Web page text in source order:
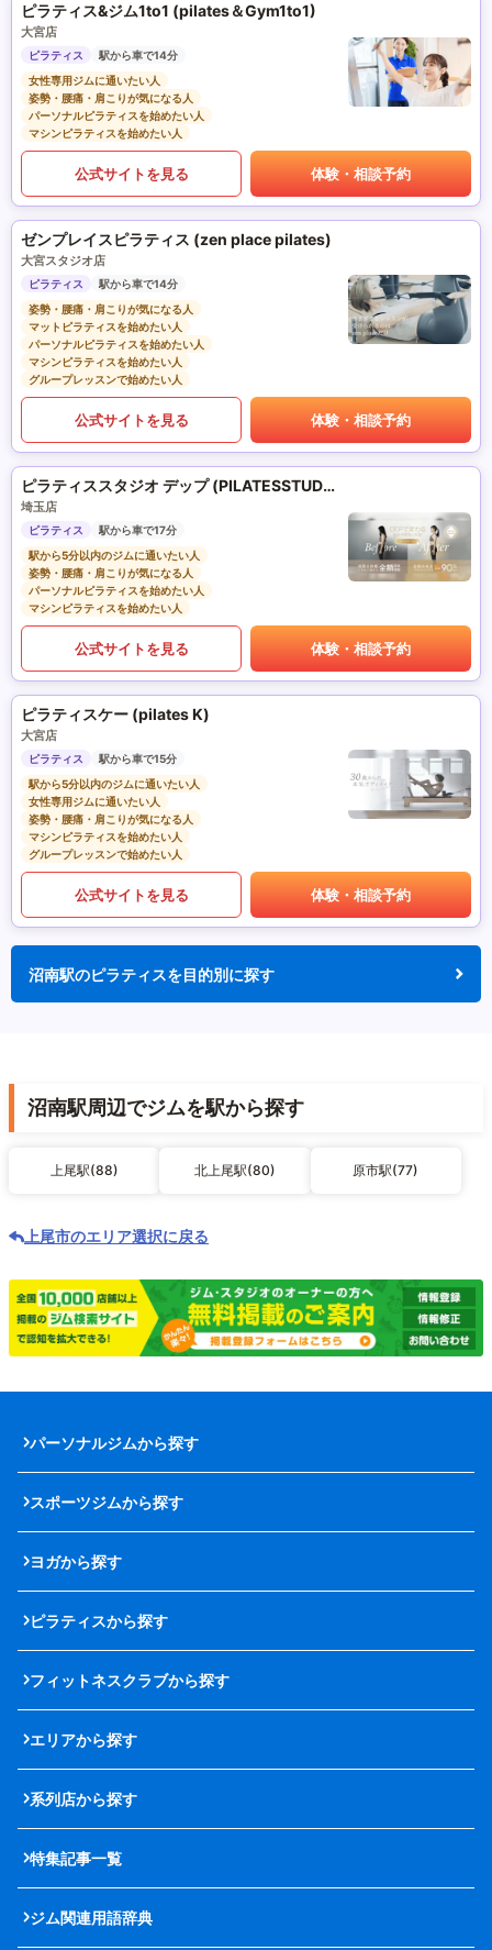
ピラティス&ジム1to1 (pilates＆Gym1to1)
大宮店
ピラティス
駅から車で14分
女性専用ジムに通いたい人
姿勢・腰痛・肩こりが気になる人
パーソナルピラティスを始めたい人
マシンピラティスを始めたい人
公式サイトを見る 体験・相談予約
ゼンプレイスピラティス (zen place pilates)
大宮スタジオ店
ピラティス
駅から車で14分
姿勢・腰痛・肩こりが気になる人
マットピラティスを始めたい人
パーソナルピラティスを始めたい人
マシンピラティスを始めたい人
グループレッスンで始めたい人
公式サイトを見る 体験・相談予約
ピラティススタジオ デップ (PILATESSTUDIO DEP)
埼玉店
ピラティス
駅から車で17分
駅から5分以内のジムに通いたい人
姿勢・腰痛・肩こりが気になる人
パーソナルピラティスを始めたい人
マシンピラティスを始めたい人
公式サイトを見る 体験・相談予約
ピラティスケー (pilates K)
大宮店
ピラティス
駅から車で15分
駅から5分以内のジムに通いたい人
女性専用ジムに通いたい人
姿勢・腰痛・肩こりが気になる人
マシンピラティスを始めたい人
グループレッスンで始めたい人
公式サイトを見る 体験・相談予約
沼南駅のピラティスを目的別に探す
沼南駅周辺でジムを駅から探す
上尾駅(88) 北上尾駅(80) 原市駅(77)
上尾市のエリア選択に戻る
パーソナルジムから探す
スポーツジムから探す
ヨガから探す
ピラティスから探す
フィットネスクラブから探す
エリアから探す
系列店から探す
特集記事一覧
ジム関連用語辞典